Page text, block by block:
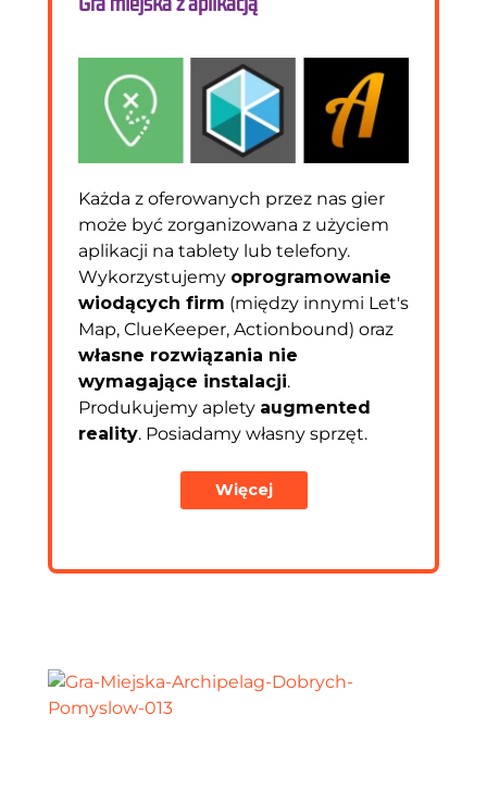
Każda z oferowanych przez nas gier
może być zorganizowana z użyciem
aplikacji na tablety lub telefony.
Wykorzystujemy oprogramowanie
wiodących firm (między innymi Let's
Map, ClueKeeper, Actionbound) oraz
własne rozwiązania nie
wymagające instalacji.
Produkujemy aplety augmented
reality. Posiadamy własny sprzęt.
Więcej